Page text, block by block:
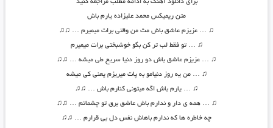
برای دانلود آهنگ به ادامه مطلب مراجعه کنید
متن ریمیکس محمد علیزاده یارم باش
♫ … عزیزم عاشق باش مث من وقتی برات میمیرم … ♫♫
♫ … تو فقط لب تر کن بگو خوشبختی برات میمیرم
♫ … عزیزم عاشق باش دو روز دنیا سریع طی میشه … ♫♫
♫ … من یه روز دنیامو به پات میریزم یعنی کی میشه
♫ … یارم باش اگه میتونی کنارم باش … ♫♫
♫ … همه ی دار و ندارم باش عاشق برق تو چشماتم … ♫♫
چه خاطره ها که ندارم باهاش نفس دل بی قرارم … ♫♫